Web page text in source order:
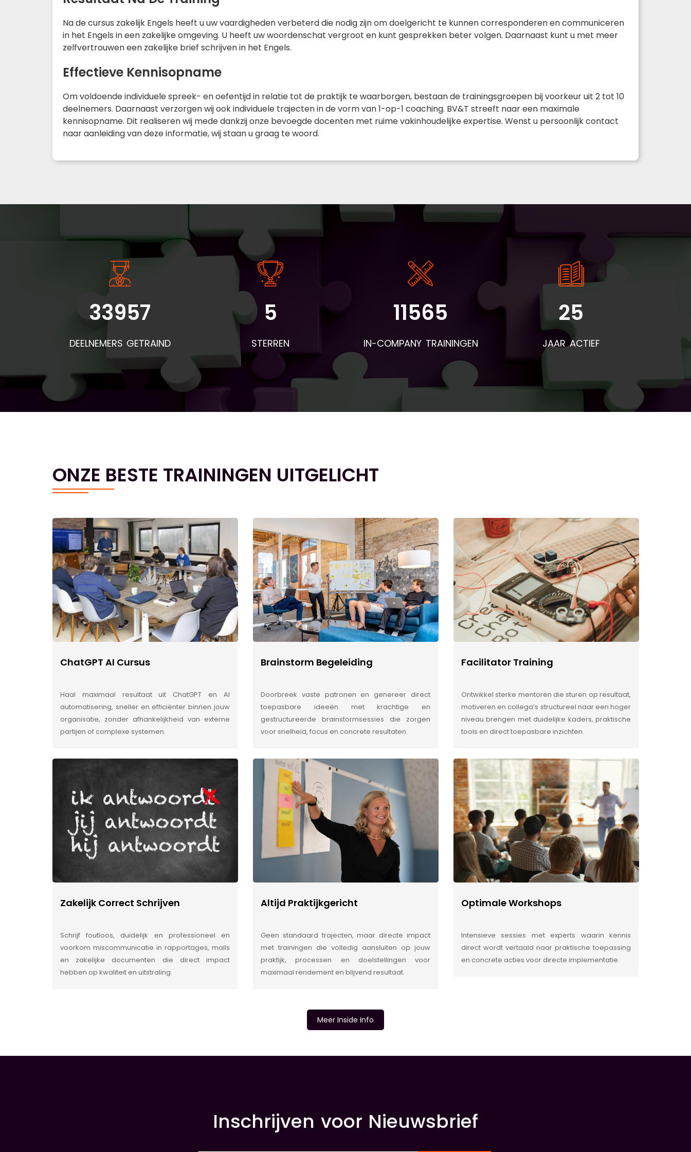
Na de cursus zakelijk Engels heeft u uw vaardigheden verbeterd die nodig zijn om doelgericht te kunnen corresponderen en communiceren
in het Engels in een zakelijke omgeving. U heeft uw woordenschat vergroot en kunt gesprekken beter volgen. Daarnaast kunt u met meer
zelfvertrouwen een zakelijke brief schrijven in het Engels.
Effectieve Kennisopname
Om voldoende individuele spreek- en oefentijd in relatie tot de praktijk te waarborgen, bestaan de trainingsgroepen bij voorkeur uit 2 tot 10
deelnemers. Daarnaast verzorgen wij ook individuele trajecten in de vorm van 1-op-1 coaching. BV&T streeft naar een maximale
kennisopname. Dit realiseren wij mede dankzij onze bevoegde docenten met ruime vakinhoudelijke expertise. Wenst u persoonlijk contact
naar aanleiding van deze informatie, wij staan u graag te woord.
33957
DEELNEMERS GETRAIND
5
STERREN
11565
IN-COMPANY TRAININGEN
25
JAAR ACTIEF
ONZE BESTE TRAININGEN UITGELICHT
ChatGPT AI Cursus
Haal maximaal resultaat uit ChatGPT en AI
automatisering, sneller en efficiënter binnen jouw
organisatie, zonder afhankelijkheid van externe
partijen of complexe systemen.
Brainstorm Begeleiding
Doorbreek vaste patronen en genereer direct
toepasbare ideeën met krachtige en
gestructureerde brainstormsessies die zorgen
voor snelheid, focus en concrete resultaten.
Facilitator Training
Ontwikkel sterke mentoren die sturen op resultaat,
motiveren en collega’s structureel naar een hoger
niveau brengen met duidelijke kaders, praktische
tools en direct toepasbare inzichten.
Zakelijk Correct Schrijven
Schrijf foutloos, duidelijk en professioneel en
voorkom miscommunicatie in rapportages, mails
en zakelijke documenten die direct impact
hebben op kwaliteit en uitstraling.
Altijd Praktijkgericht
Geen standaard trajecten, maar directe impact
met trainingen die volledig aansluiten op jouw
praktijk, processen en doelstellingen voor
maximaal rendement en blijvend resultaat.
Optimale Workshops
Intensieve sessies met experts waarin kennis
direct wordt vertaald naar praktische toepassing
en concrete acties voor directe implementatie.
Meer Inside Info
Inschrijven voor Nieuwsbrief